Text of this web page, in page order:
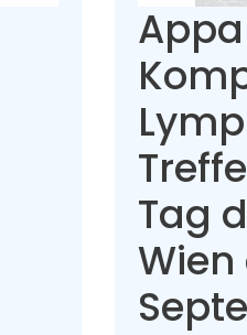
Tag
Wien